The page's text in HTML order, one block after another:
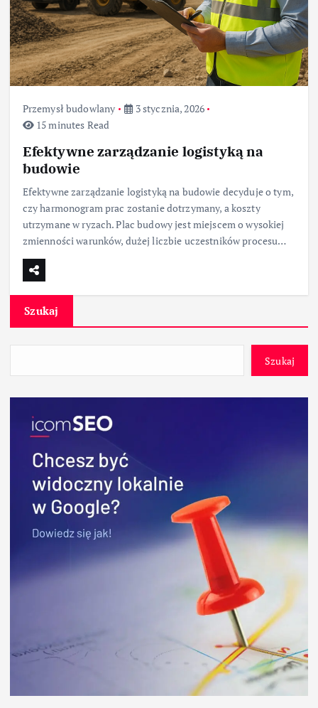
Przemysł budowlany
3 stycznia, 2026
15 minutes Read
Efektywne zarządzanie logistyką na
budowie
Efektywne zarządzanie logistyką na budowie decyduje o tym,
czy harmonogram prac zostanie dotrzymany, a koszty
utrzymane w ryzach. Plac budowy jest miejscem o wysokiej
zmienności warunków, dużej liczbie uczestników procesu…
Szukaj
Szukaj